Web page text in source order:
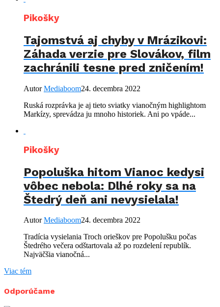
Pikošky
Tajomstvá aj chyby v Mrázikovi:
Záhada verzie pre Slovákov, film
zachránili tesne pred zničením!
AutorMediaboom24. decembra 2022
Ruská rozprávka je aj tieto sviatky vianočným highlightom
Markízy, sprevádza ju mnoho historiek. Ani po vpáde...
Pikošky
Popoluška hitom Vianoc kedysi
vôbec nebola: Dlhé roky sa na
Štedrý deň ani nevysielala!
AutorMediaboom24. decembra 2022
Tradícia vysielania Troch orieškov pre Popolušku počas
Štedrého večera odštartovala až po rozdelení republík.
Najväčšia vianočná...
Viac tém
Odporúčame